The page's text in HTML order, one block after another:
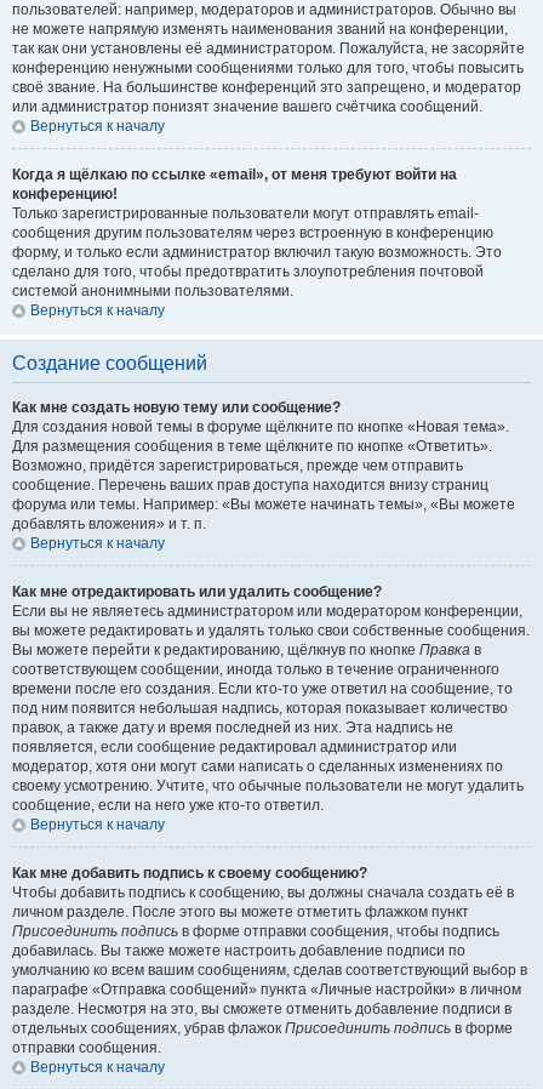
пользователей: например, модераторов и администраторов. Обычно вы
не можете напрямую изменять наименования званий на конференции,
так как они установлены её администратором. Пожалуйста, не засоряйте
конференцию ненужными сообщениями только для того, чтобы повысить
своё звание. На большинстве конференций это запрещено, и модератор
или администратор понизят значение вашего счётчика сообщений.
Вернуться к началу
Когда я щёлкаю по ссылке «email», от меня требуют войти на
конференцию!
Только зарегистрированные пользователи могут отправлять email-
сообщения другим пользователям через встроенную в конференцию
форму, и только если администратор включил такую возможность. Это
сделано для того, чтобы предотвратить злоупотребления почтовой
системой анонимными пользователями.
Вернуться к началу
Создание сообщений
Как мне создать новую тему или сообщение?
Для создания новой темы в форуме щёлкните по кнопке «Новая тема».
Для размещения сообщения в теме щёлкните по кнопке «Ответить».
Возможно, придётся зарегистрироваться, прежде чем отправить
сообщение. Перечень ваших прав доступа находится внизу страниц
форума или темы. Например: «Вы можете начинать темы», «Вы можете
добавлять вложения» и т. п.
Вернуться к началу
Как мне отредактировать или удалить сообщение?
Если вы не являетесь администратором или модератором конференции,
вы можете редактировать и удалять только свои собственные сообщения.
Вы можете перейти к редактированию, щёлкнув по кнопке Правка в
соответствующем сообщении, иногда только в течение ограниченного
времени после его создания. Если кто-то уже ответил на сообщение, то
под ним появится небольшая надпись, которая показывает количество
правок, а также дату и время последней из них. Эта надпись не
появляется, если сообщение редактировал администратор или
модератор, хотя они могут сами написать о сделанных изменениях по
своему усмотрению. Учтите, что обычные пользователи не могут удалить
сообщение, если на него уже кто-то ответил.
Вернуться к началу
Как мне добавить подпись к своему сообщению?
Чтобы добавить подпись к сообщению, вы должны сначала создать её в
личном разделе. После этого вы можете отметить флажком пункт
Присоединить подпись в форме отправки сообщения, чтобы подпись
добавилась. Вы также можете настроить добавление подписи по
умолчанию ко всем вашим сообщениям, сделав соответствующий выбор в
параграфе «Отправка сообщений» пункта «Личные настройки» в личном
разделе. Несмотря на это, вы сможете отменить добавление подписи в
отдельных сообщениях, убрав флажок Присоединить подпись в форме
отправки сообщения.
Вернуться к началу